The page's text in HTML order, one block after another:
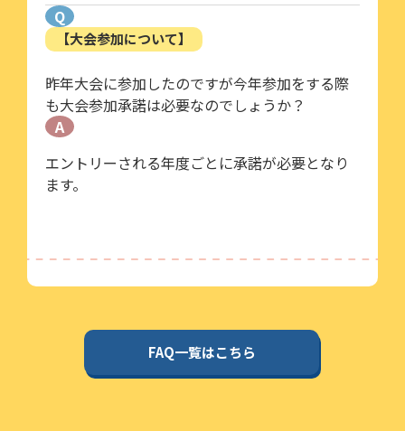
Q
【大会参加について】
昨年大会に参加したのですが今年参加をする際
も大会参加承諾は必要なのでしょうか？
A
エントリーされる年度ごとに承諾が必要となり
ます。
FAQ一覧はこちら